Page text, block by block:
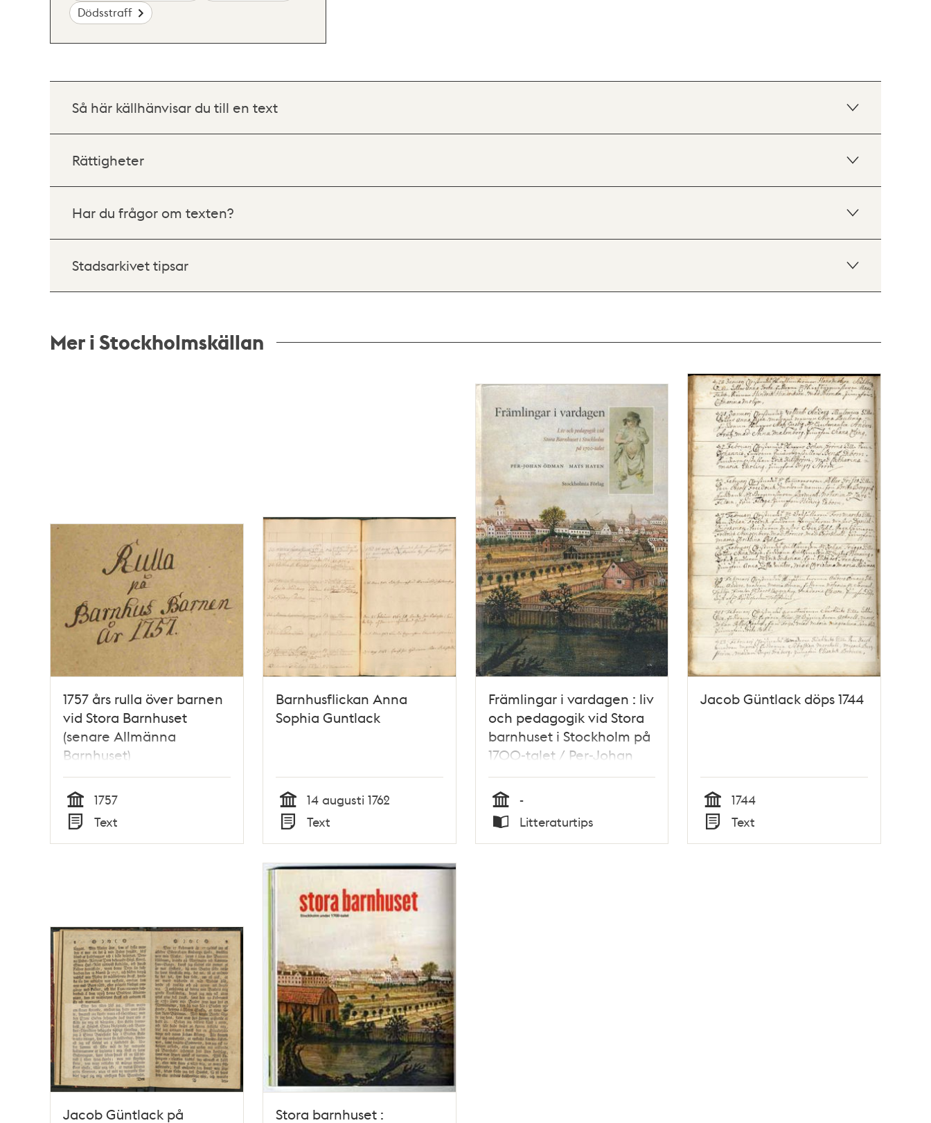
Dödsstraff
Så här källhänvisar du till en text
Rättigheter
Har du frågor om texten?
Stadsarkivet tipsar
Mer i Stockholmskällan
1757 års rulla över barnen
vid Stora Barnhuset
(senare Allmänna
Barnhuset)
Tid
1757
Typ
Text
Barnhusflickan Anna
Sophia Guntlack
Tid
14 augusti 1762
Typ
Text
Främlingar i vardagen : liv
och pedagogik vid Stora
barnhuset i Stockholm på
1700-talet / Per-Johan
Ödman, Mats Hayen
Tid
-
Typ
Litteraturtips
Jacob Güntlack döps 1744
Tid
1744
Typ
Text
Jacob Güntlack på Stora barnhuset :